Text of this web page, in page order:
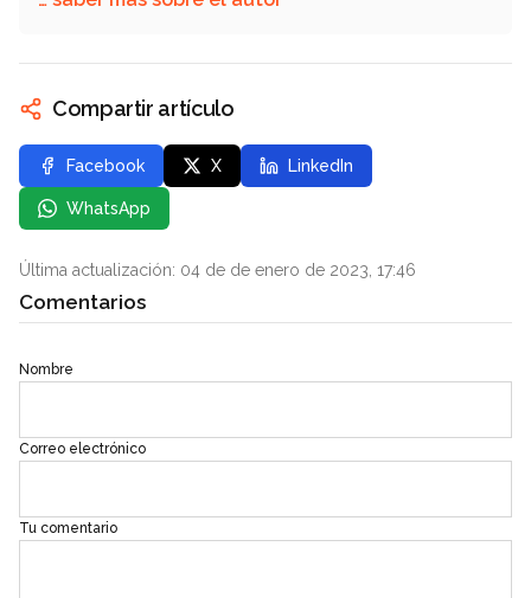
Compartir artículo
Facebook X LinkedIn
WhatsApp
Última actualización: 04 de de enero de 2023, 17:46
Comentarios
Nombre
Correo electrónico
Tu comentario